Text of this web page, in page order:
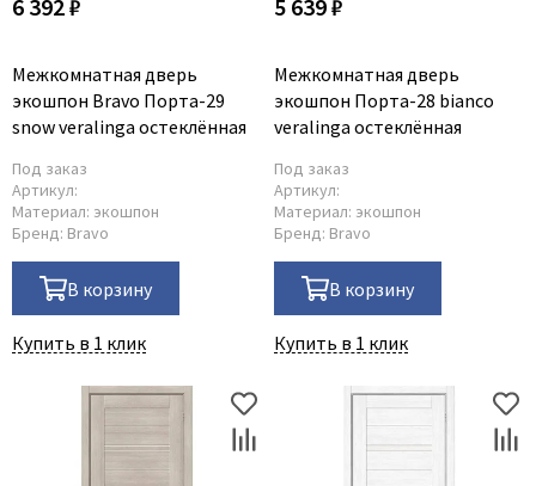
6 392 ₽
Межкомнатная дверь
экошпон Bravo Порта-29
snow veralinga остеклённая
Под заказ
Артикул:
Материал: экошпон
Бренд: Bravo
В корзину
Купить в 1 клик
5 639 ₽
Межкомнатная дверь
экошпон Порта-28 bianco
veralinga остеклённая
Под заказ
Артикул:
Материал: экошпон
Бренд: Bravo
В корзину
Купить в 1 клик